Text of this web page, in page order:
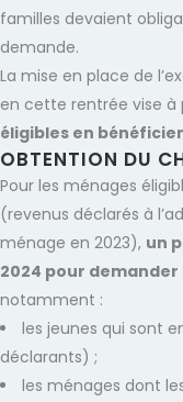
familles devaient
demande.
La mise en place de
en cette rentrée vise
éligibles en
OBTENTION DU
Pour les ménages
(revenus déclarés à
ménage en 2023), un
2024 pour demander
notamment :
les jeunes qui sont
déclarants) ;
les ménages dont